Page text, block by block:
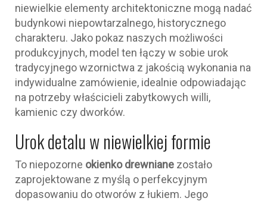
niewielkie elementy architektoniczne mogą nadać
budynkowi niepowtarzalnego, historycznego
charakteru. Jako pokaz naszych możliwości
produkcyjnych, model ten łączy w sobie urok
tradycyjnego wzornictwa z jakością wykonania na
indywidualne zamówienie, idealnie odpowiadając
na potrzeby właścicieli zabytkowych willi,
kamienic czy dworków.
Urok detalu w niewielkiej formie
To niepozorne okienko drewniane zostało
zaprojektowane z myślą o perfekcyjnym
dopasowaniu do otworów z łukiem. Jego